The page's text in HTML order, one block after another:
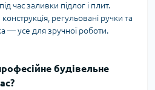
час заливки підлог і плит.
регульовані ручки та
— усе для зручної роботи.
будівельне